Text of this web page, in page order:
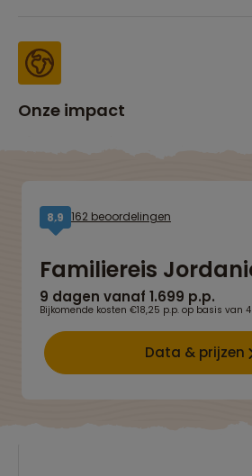
Onze impact
8,9 162 beoordelingen
Familiereis
9 dagen vanaf 1.699 p.p.
Bijkomende kosten €18,25 p.p. op basis van
Data & prijzen